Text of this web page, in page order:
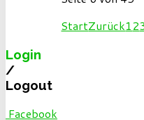
StartZurück12
Login
/
Logout
Facebook